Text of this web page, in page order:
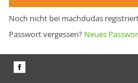
Noch nicht bei machdudas
Passwort vergessen? Neues